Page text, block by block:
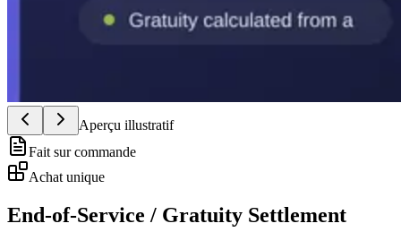
Aperçu illustratif
Fait sur commande
Achat unique
End-of-Service / Gratuity Settlement